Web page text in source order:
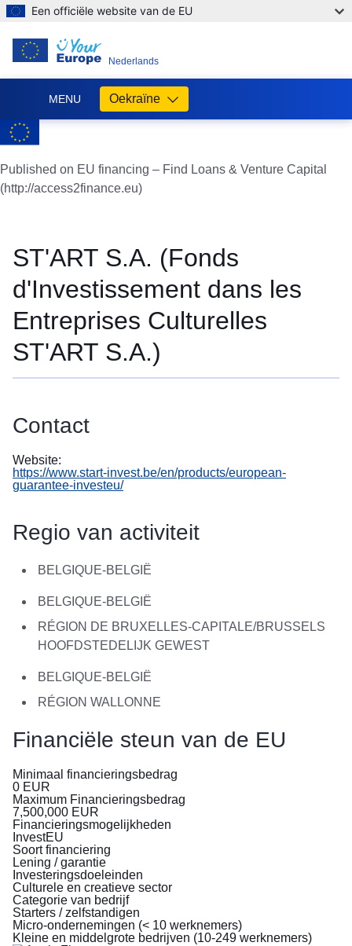
Een officiële website van de EU
Nederlands
MENU Oekraïne
Україні
з
України,
що
шукають
порятунку
від
Україні
бізнесу
Informatie
de
vlucht
helpen?
Published on EU financing – Find Loans & Venture Capital
(http://access2finance.eu)
ST'ART S.A. (Fonds
d'Investissement dans les
Entreprises Culturelles
ST'ART S.A.)
Contact
Website:
https://www.start-invest.be/en/products/european-
guarantee-investeu/
Regio van activiteit
BELGIQUE-BELGIË
BELGIQUE-BELGIË
RÉGION DE BRUXELLES-CAPITALE/BRUSSELS
HOOFDSTEDELIJK GEWEST
BELGIQUE-BELGIË
RÉGION WALLONNE
Financiële steun van de EU
Minimaal financieringsbedrag
0 EUR
Maximum Financieringsbedrag
7,500,000 EUR
Financieringsmogelijkheden
InvestEU
Soort financiering
Lening / garantie
Investeringsdoeleinden
Culturele en creatieve sector
Categorie van bedrijf
Starters / zelfstandigen
Micro-ondernemingen (< 10 werknemers)
Kleine en middelgrote bedrijven (10-249 werknemers)